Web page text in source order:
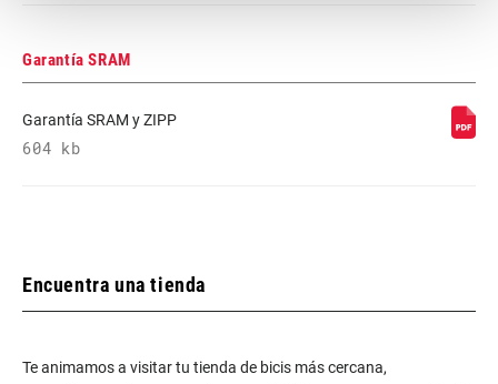
Garantía SRAM
Garantía SRAM y ZIPP
604 kb
Encuentra una tienda
Te animamos a visitar tu tienda de bicis más cercana,